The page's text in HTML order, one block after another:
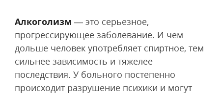
Алкоголизм — это серьезное,
прогрессирующее заболевание. И чем
дольше человек употребляет спиртное, тем
сильнее зависимость и тяжелее
последствия. У больного постепенно
происходит разрушение психики и могут